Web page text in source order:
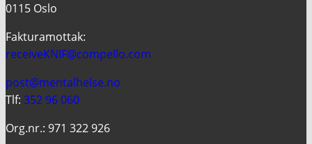
0115 Oslo
Fakturamottak:
receiveKNIF@compello.com
post@mentalhelse.no
Tlf: 352 96 060
Org.nr.: 971 322 926